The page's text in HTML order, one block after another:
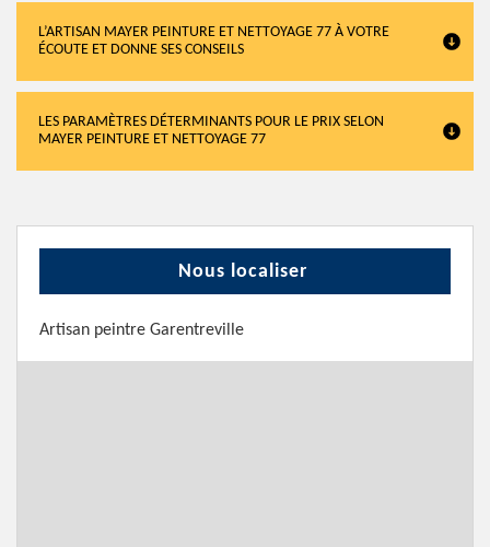
L’ARTISAN MAYER PEINTURE ET NETTOYAGE 77 À VOTRE
ÉCOUTE ET DONNE SES CONSEILS
LES PARAMÈTRES DÉTERMINANTS POUR LE PRIX SELON
MAYER PEINTURE ET NETTOYAGE 77
Nous localiser
Artisan peintre Garentreville